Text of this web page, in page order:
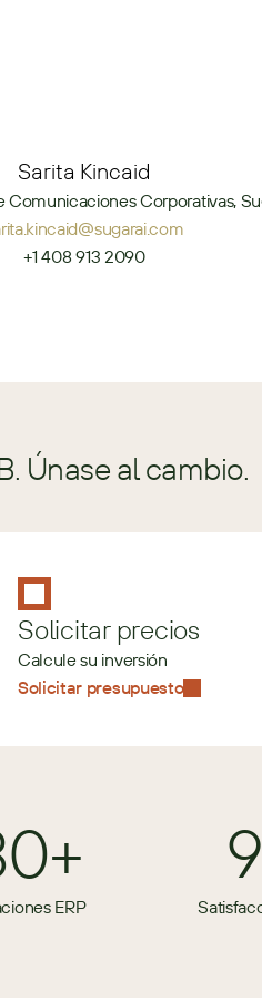
Sarita Kincaid
Comunicaciones Corporativas,
+1 408 913 2090
Únase al cambio.
Solicitar precios
Calcule su inversión
Solicitar presupuesto
ERP